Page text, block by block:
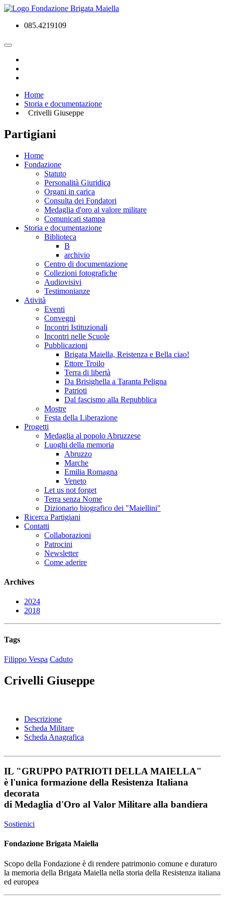
085.4219109
Home
Storia e documentazione
Crivelli Giuseppe
Partigiani
Home
Fondazione
Statuto
Personalità Giuridica
Organi in carica
Consulta dei Fondatori
Medaglia d'oro al valore militare
Comunicati stampa
Storia e documentazione
Biblioteca
B
archivio
Centro di documentazione
Collezioni fotografiche
Audiovisivi
Testimonianze
Atività
Eventi
Convegni
Incontri Istituzionali
Incontri nelle Scuole
Pubblicazioni
Brigata Maiella, Reistenza e Bella ciao!
Ettore Troilo
Terra di libertà
Da Brisighella a Taranta Peligna
Patrioti
Dal fascismo alla Repubblica
Mostre
Festa della Liberazione
Progetti
Medaglia al popolo Abruzzese
Luoghi della memoria
Abruzzo
Marche
Emilia Romagna
Veneto
Let us not forget
Terra senza Nome
Dizionario biografico dei "Maiellini"
Ricerca Partigiani
Contatti
Collaborazioni
Patrocini
Newsletter
Come aderire
Archives
2024
2018
Tags
Filippo Vespa Caduto
Crivelli Giuseppe
Descrizione
Scheda Militare
Scheda Anagrafica
IL "GRUPPO PATRIOTI DELLA MAIELLA"
è l'unica formazione della Resistenza Italiana
decorata
di Medaglia d'Oro al Valor Militare alla bandiera
Sostienici
Fondazione Brigata Maiella
Scopo della Fondazione è di rendere patrimonio comune e duraturo
la memoria della Brigata Maiella nella storia della Resistenza italiana
ed europea